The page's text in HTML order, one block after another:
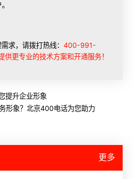
求，请拨打热线：400-991-
更专业的技术方案和开通服务！
提升企业形象
形象？北京400电话为您助力
更多